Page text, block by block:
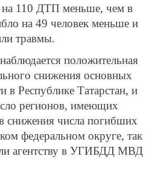
на 110 ДТП меньше, чем в
на 49 человек меньше и
травмы.
положительная
снижения основных
в Республике Татарстан, и
регионов, имеющих
снижения числа погибших
федеральном округе, так
агентству в УГИБДД МВД